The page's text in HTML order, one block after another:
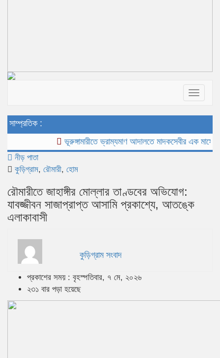
Toggle
সাম্প্রতিক :
ভূরুঙ্গামারীতে ভ্রাম্যমাণ আদালতে মাদকসেবীর এক মাসের
নীড় পাতা
কুড়িগ্রাম, রৌমারী, হোম
রৌমারীতে জাহাঙ্গীর মোল্লার তাণ্ডবের অভিযোগ:
যাবজ্জীবন সাজাপ্রাপ্ত আসামি প্রকাশ্যে, আতঙ্কে
এলাকাবাসী
কুড়িগ্রাম সংবাদ
প্রকাশের সময় : বৃহস্পতিবার, ৭ মে, ২০২৬
২৩১ বার পড়া হয়েছে